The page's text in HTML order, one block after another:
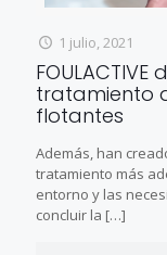
1 julio, 2021
tratamiento
flotantes
Además, han
tratamiento más
entorno y las
concluir la […]